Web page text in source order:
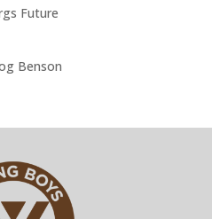
Future
Benson